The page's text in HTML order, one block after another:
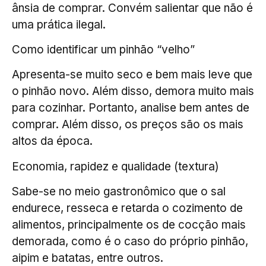
ânsia de comprar. Convém salientar que não é
uma prática ilegal.
Como identificar um pinhão “velho”
Apresenta-se muito seco e bem mais leve que
o pinhão novo. Além disso, demora muito mais
para cozinhar. Portanto, analise bem antes de
comprar. Além disso, os preços são os mais
altos da época.
Economia, rapidez e qualidade (textura)
Sabe-se no meio gastronômico que o sal
endurece, resseca e retarda o cozimento de
alimentos, principalmente os de cocção mais
demorada, como é o caso do próprio pinhão,
aipim e batatas, entre outros.